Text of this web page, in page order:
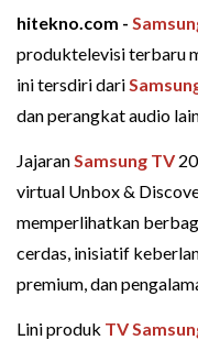
hitekno.com -
produktelevisi terbaru
ini tersdiri dari
dan perangkat audio
JajaranSamsung TV
virtual Unbox &
memperlihatkan
cerdas, inisiatif
premium, dan
Lini produk TV